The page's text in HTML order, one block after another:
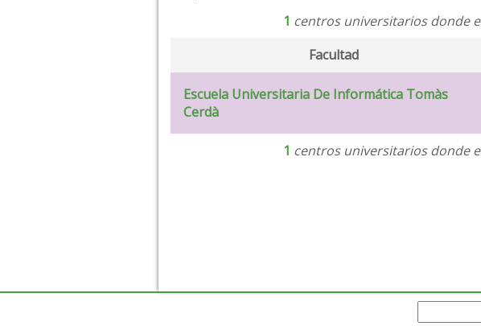
1 centros universitarios donde
Facultad
Escuela Universitaria De Informática Tomàs
Cerdà
1 centros universitarios donde